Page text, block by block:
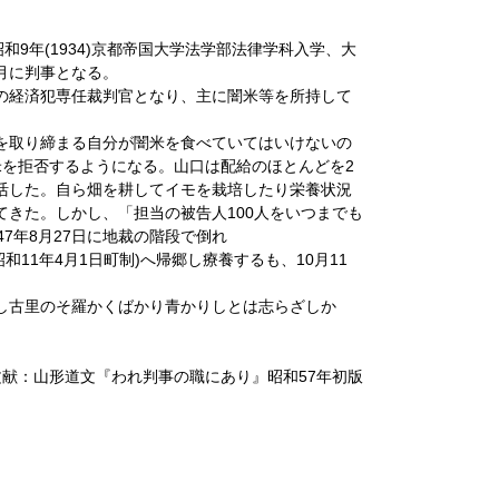
9年(1934)京都帝国大学法学部法律学科入学、大
判事となる。
済犯専任裁判官となり、主に闇米等を所持して
り締まる自分が闇米を食べていてはいけないの
拒否するようになる。山口は配給のほとんどを2
た。自ら畑を耕してイモを栽培したり栄養状況
た。しかし、「担当の被告人100人をいつまでも
年8月27日に地裁の階段で倒れ
11年4月1日町制)へ帰郷し療養するも、10月11
里のそ羅かくばかり青かりしとは志らざしか
：山形道文『われ判事の職にあり』昭和57年初版